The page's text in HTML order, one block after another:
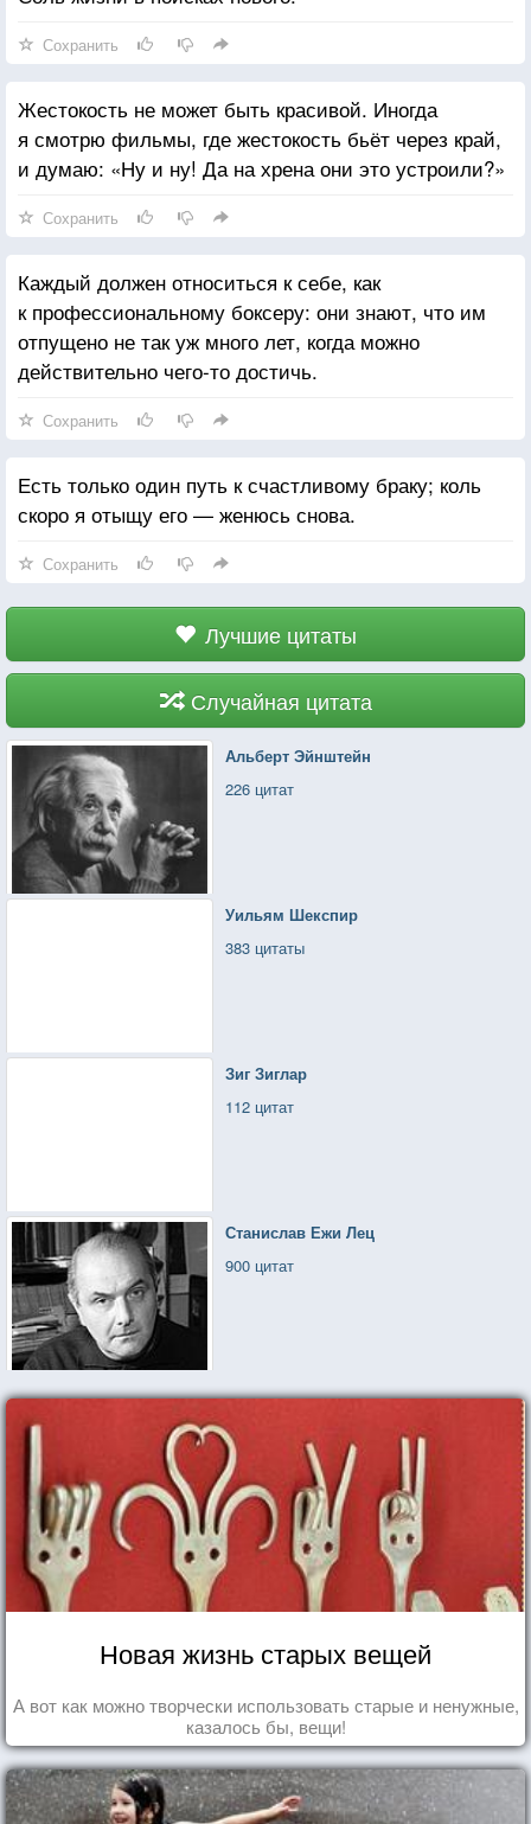
Сохранить
Жестокость не может быть красивой. Иногда
я смотрю фильмы, где жестокость бьёт через край,
и думаю: «Ну и ну! Да на хрена они это устроили?»
Сохранить
Каждый должен относиться к себе, как
к профессиональному боксеру: они знают, что им
отпущено не так уж много лет, когда можно
действительно чего-то достичь.
Сохранить
Есть только один путь к счастливому браку; коль
скоро я отыщу его — женюсь снова.
Сохранить
Лучшие цитаты
Случайная цитата
Альберт Эйнштейн
226 цитат
Уильям Шекспир
383 цитаты
Зиг Зиглар
112 цитат
Станислав Ежи Лец
900 цитат
Новая жизнь старых вещей
А вот как можно творчески использовать старые и ненужные,
казалось бы, вещи!